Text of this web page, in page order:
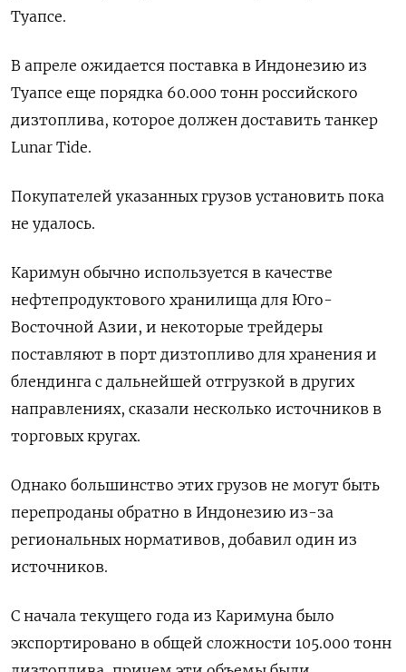
Туапсе.
В апреле ожидается поставка в Индонезию из
Туапсе еще порядка 60.000 тонн российского
дизтоплива, которое должен доставить танкер
Lunar Tide.
Покупателей указанных грузов установить пока
не удалось.
Каримун обычно используется в качестве
нефтепродуктового хранилища для Юго-
Восточной Азии, и некоторые трейдеры
поставляют в порт дизтопливо для хранения и
блендинга с дальнейшей отгрузкой в других
направлениях, сказали несколько источников в
торговых кругах.
Однако большинство этих грузов не могут быть
перепроданы обратно в Индонезию из-за
региональных нормативов, добавил один из
источников.
С начала текущего года из Каримуна было
экспортировано в общей сложности 105.000 тонн